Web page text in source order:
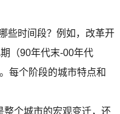
些时间段？例如，改革开
（90年代末-00年代
每个阶段的城市特点和
整个城市的宏观变迁，还